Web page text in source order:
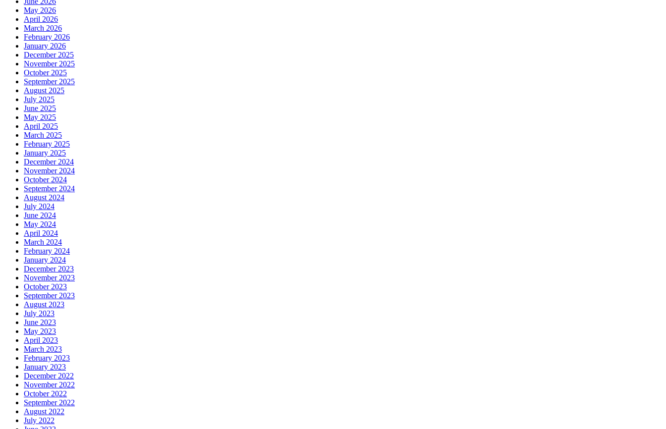
May 2026
April 2026
March 2026
February 2026
January 2026
December 2025
November 2025
October 2025
September 2025
August 2025
July 2025
June 2025
May 2025
April 2025
March 2025
February 2025
January 2025
December 2024
November 2024
October 2024
September 2024
August 2024
July 2024
June 2024
May 2024
April 2024
March 2024
February 2024
January 2024
December 2023
November 2023
October 2023
September 2023
August 2023
July 2023
June 2023
May 2023
April 2023
March 2023
February 2023
January 2023
December 2022
November 2022
October 2022
September 2022
August 2022
July 2022